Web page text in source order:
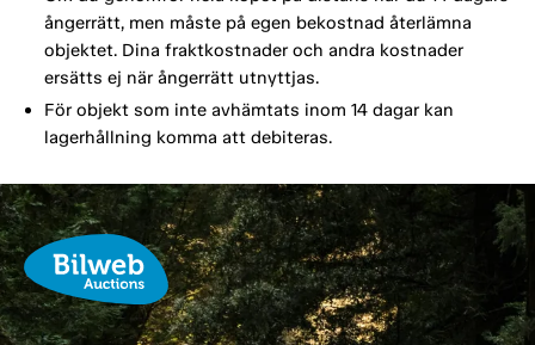
ångerrätt, men måste på egen bekostnad återlämna
objektet. Dina fraktkostnader och andra kostnader
ersätts ej när ångerrätt utnyttjas.
För objekt som inte avhämtats inom 14 dagar kan
lagerhållning komma att debiteras.